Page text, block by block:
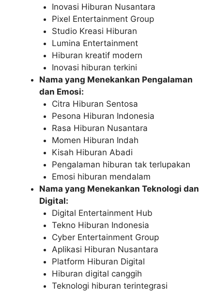
Inovasi Hiburan Nusantara
Pixel Entertainment Group
Studio Kreasi Hiburan
Lumina Entertainment
Hiburan kreatif modern
Inovasi hiburan terkini
Nama yang Menekankan Pengalaman
dan Emosi:
Citra Hiburan Sentosa
Pesona Hiburan Indonesia
Rasa Hiburan Nusantara
Momen Hiburan Indah
Kisah Hiburan Abadi
Pengalaman hiburan tak terlupakan
Emosi hiburan mendalam
Nama yang Menekankan Teknologi dan
Digital:
Digital Entertainment Hub
Tekno Hiburan Indonesia
Cyber Entertainment Group
Aplikasi Hiburan Nusantara
Platform Hiburan Digital
Hiburan digital canggih
Teknologi hiburan terintegrasi